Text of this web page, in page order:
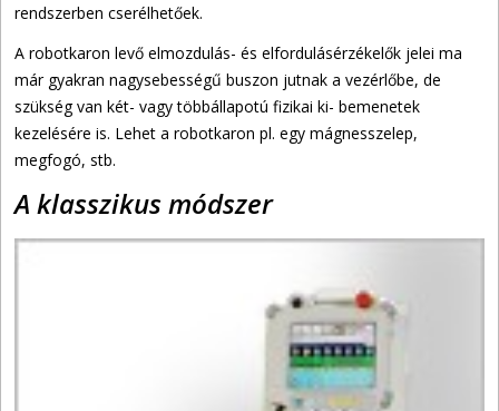
rendszerben cserélhetőek.
A robotkaron levő elmozdulás- és elfordulásérzékelők jelei ma
már gyakran nagysebességű buszon jutnak a vezérlőbe, de
szükség van két- vagy többállapotú fizikai ki- bemenetek
kezelésére is. Lehet a robotkaron pl. egy mágnesszelep,
megfogó, stb.
A klasszikus módszer